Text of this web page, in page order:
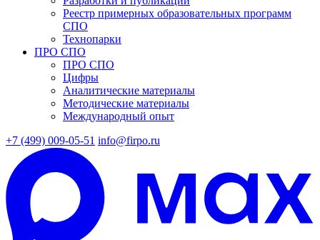
Реестр примерных образовательных программ
СПО
Технопарки
ПРО СПО
ПРО СПО
Цифры
Аналитические материалы
Методические материалы
Международный опыт
+7 (499) 009-05-51 info@firpo.ru